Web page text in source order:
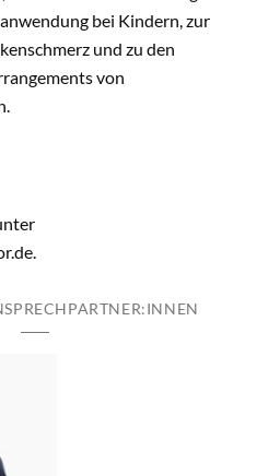
bei Kindern, zur
und zu den
von